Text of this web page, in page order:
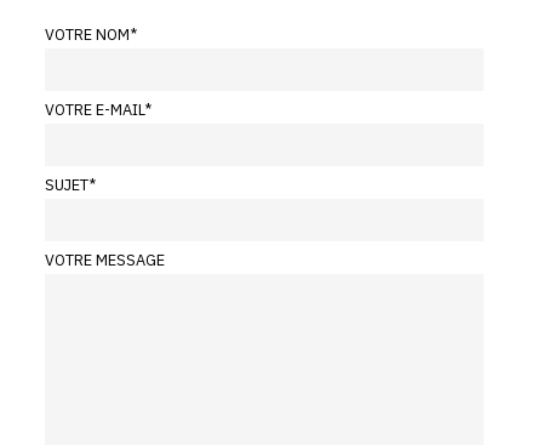
VOTRE NOM*
VOTRE E-MAIL*
SUJET*
VOTRE MESSAGE